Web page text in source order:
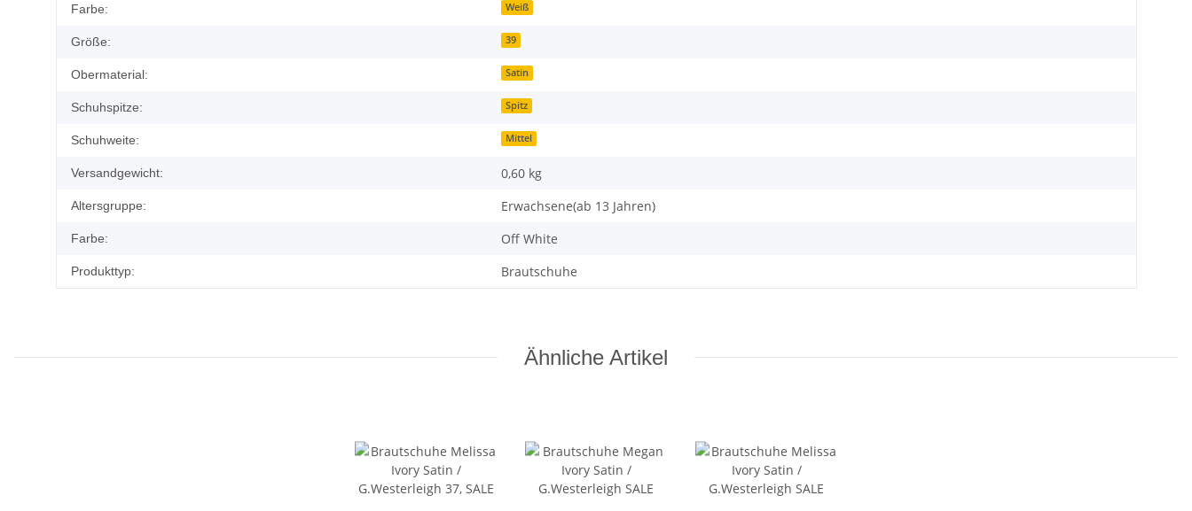
Farbe: Weiß
Größe: 39
Obermaterial: Satin
Schuhspitze: Spitz
Schuhweite: Mittel
Versandgewicht: 0,60 kg
Altersgruppe: Erwachsene(ab 13 Jahren)
Farbe: Off White
Produkttyp: Brautschuhe
Ähnliche Artikel